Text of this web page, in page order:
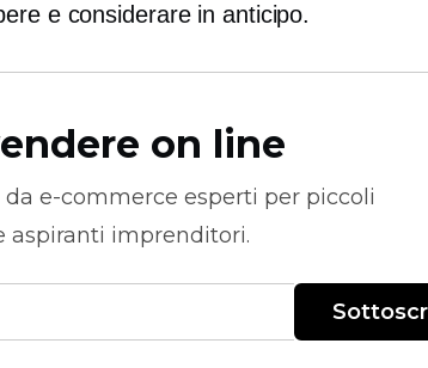
e considerare in anticipo.
on line
e-commerce esperti per piccoli
aspiranti imprenditori.